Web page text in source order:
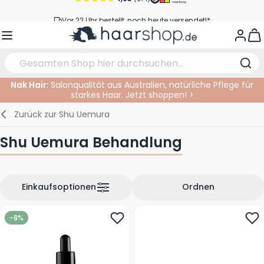
Zum Inhalt springen
Versandkostenfrei ab 39 €
Haarpflege
Haarfarbe
Gesichtspflege
Bräunungsprodukte
Augenpflege
Augenbrauen
Lippen
Zubehör
Nagelprodukte
Haarprodukte
Bartpflege
Elektrisch
Schneidzubehör
Im Salon
Haarfarbe
Dauernwelle
Nak Hair: Salonqualität aus Australien, natürliche Pflege für
starkes Haar. Jetzt shoppen! >
Zurück zur Shu Uemura
Shu Uemura Behandlung
Ordnen
Einkaufsoptionen
-8%